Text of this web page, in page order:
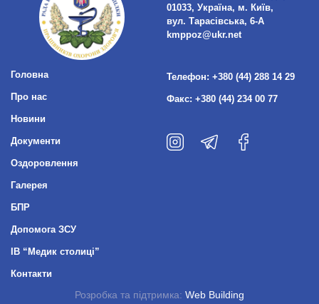
Головна
Про нас
Новини
Документи
Оздоровлення
Галерея
БПР
Допомога ЗСУ
ІВ “Медик столиці”
Контакти
01033, Україна, м. Київ,
вул. Тарасівська, 6-А
kmppoz@ukr.net
Телефон: +380 (44) 288 14 29
Факс: +380 (44) 234 00 77
Розробка та підтримка: Web Building